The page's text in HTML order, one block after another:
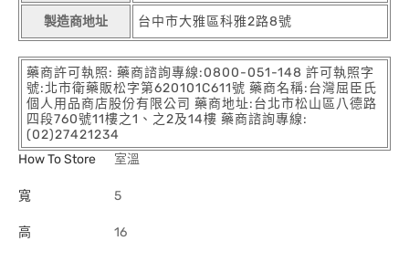
製造商地址 台中市大雅區科雅2路8號
藥商許可執照: 藥商諮詢專線:0800-051-148 許可執照字
號:北市衛藥販松字第620101C611號 藥商名稱:台灣屈臣氏
個人用品商店股份有限公司 藥商地址:台北市松山區八德路
四段760號11樓之1、之2及14樓 藥商諮詢專線:
(02)27421234
How To Store
室溫
寬 5
高 16